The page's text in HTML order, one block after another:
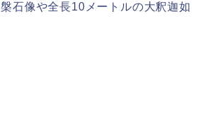
石像や全長10メートルの大釈迦如